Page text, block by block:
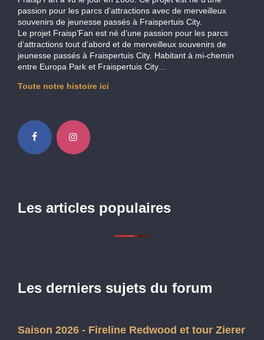
passion pour les parcs d’attractions avec de merveilleux
souvenirs de jeunesse passés à Fraispertuis City.
Le projet Fraisp’Fan est né d’une passion pour les parcs
d’attractions tout d’abord et de merveilleux souvenirs de
jeunesse passés à Fraispertuis City. Habitant à mi-chemin
entre Europa Park et Fraispertuis City…
Toute notre histoire ici
Les articles populaires
Les derniers sujets du forum
Saison 2026 - Fireline Redwood et tour Zierer